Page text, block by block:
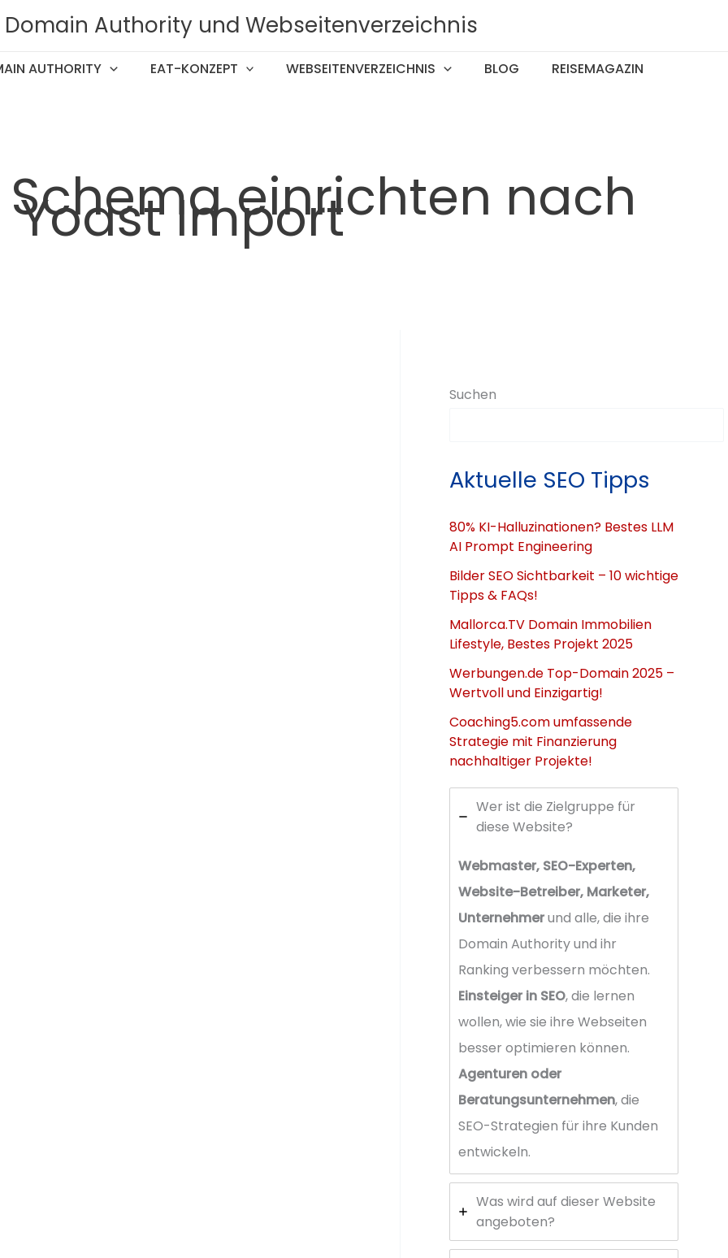
Domain Authority und Webseitenverzeichnis
AUTHORITY EAT-KONZEPT WEBSEITENVERZEICHNIS BLOG REISEMAGAZIN
Schema einrichten nach
Yoast Import
Suchen
Aktuelle SEO Tipps
80% KI-Halluzinationen? Bestes LLM
AI Prompt Engineering
Bilder SEO Sichtbarkeit – 10 wichtige
Tipps & FAQs!
Mallorca.TV Domain Immobilien
Lifestyle, Bestes Projekt 2025
Werbungen.de Top-Domain 2025 –
Wertvoll und Einzigartig!
Coaching5.com umfassende
Strategie mit Finanzierung
nachhaltiger Projekte!
Wer ist die Zielgruppe für
diese Website?
Webmaster, SEO-Experten,
Website-Betreiber, Marketer,
Unternehmerund alle, die ihre
Domain Authority und ihr
Ranking verbessern möchten.
Einsteiger in SEO, die lernen
wollen, wie sie ihre Webseiten
besser optimieren können.
Agenturen oder
Beratungsunternehmen, die
SEO-Strategien für ihre Kunden
entwickeln.
Was wird auf dieser Website
angeboten?